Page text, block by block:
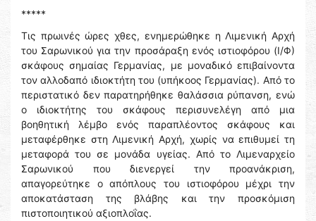
*****
Τις πρωινές ώρες χθες, ενημερώθηκε η Λιμενική Αρχή
του Σαρωνικού για την προσάραξη ενός ιστιοφόρου (Ι/Φ)
σκάφους σημαίας Γερμανίας, με μοναδικό επιβαίνοντα
τον αλλοδαπό ιδιοκτήτη του (υπήκοος Γερμανίας). Από το
περιστατικό δεν παρατηρήθηκε θαλάσσια ρύπανση, ενώ
ο ιδιοκτήτης του σκάφους περισυνελέγη από μια
βοηθητική λέμβο ενός παραπλέοντος σκάφους και
μεταφέρθηκε στη Λιμενική Αρχή, χωρίς να επιθυμεί τη
μεταφορά του σε μονάδα υγείας. Από το Λιμεναρχείο
Σαρωνικού που διενεργεί την προανάκριση,
απαγορεύτηκε ο απόπλους του ιστιοφόρου μέχρι την
αποκατάσταση της βλάβης και την προσκόμιση
πιστοποιητικού αξιοπλοΐας.